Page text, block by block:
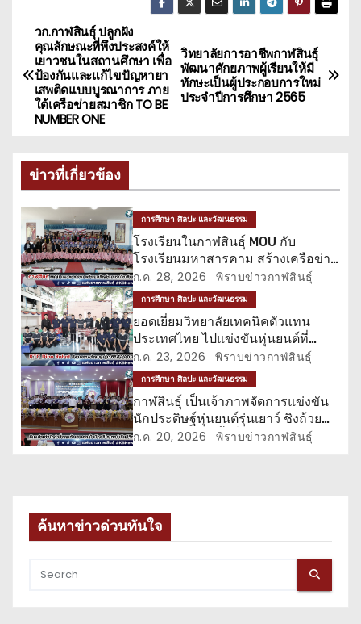
แ
น
ะ
น
ว
เ
รื่
อ
ง
วิทยาลัยการอาชีพกาฬสินธุ์
พัฒนาศักยภาพผู้เรียนให้มี
ทักษะเป็นผู้ประกอบการใหม่
ประจำปีการศึกษา 2565
วก.กาฬสินธุ์ ปลูกฝัง
คุณลักษณะที่พึงประสงค์ให้
เยาวชนในสถานศึกษา เพื่อ
ป้องกันและแก้ไขปัญหายา
เสพติดแบบบูรณาการ ภาย
ใต้เครือข่ายสมาชิก TO BE
NUMBER ONE
ข่าวที่เกี่ยวข้อง
การศึกษา ศิลปะ และวัฒนธรรม
โรงเรียนในกาฬสินธุ์ MOU กับ
โรงเรียนมหาสารคาม สร้างเครือข่าย
สภานักเรียน
ก.ค. 28, 2026 พิราบข่าวกาฬสินธุ์
การศึกษา ศิลปะ และวัฒนธรรม
ยอดเยี่ยมวิทยาลัยเทคนิคตัวแทน
ประเทศไทย ไปแข่งขันหุ่นยนต์ที่
ฮ่องกง
ก.ค. 23, 2026 พิราบข่าวกาฬสินธุ์
การศึกษา ศิลปะ และวัฒนธรรม
กาฬสินธุ์ เป็นเจ้าภาพจัดการแข่งขัน
นักประดิษฐ์หุ่นยนต์รุ่นเยาว์ ชิงถ้วย
พระราชทาน ครั้งที่ 11
ก.ค. 20, 2026 พิราบข่าวกาฬสินธุ์
ค้นหาข่าวด่วนทันใจ